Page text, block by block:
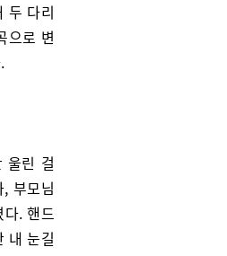
두 다리
으로 변
울린 걸
부모님
. 핸드
내 눈길